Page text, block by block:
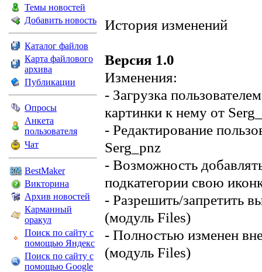
Темы новостей
Добавить новость
Каталог файлов
Карта файлового
архива
Публикации
Опросы
Анкета
пользователя
Чат
BestMaker
Викторина
Архив новостей
Карманный
оракул
Поиск по сайту с
помощью Яндекс
Поиск по сайту с
помощью Google
История изменений
Версия 1.0
Изменения:
- Загрузка
картинки к нему от
- Редактирование
Serg_pnz
- Возможность
подкатегории свою
- Разрешить/запретить
(модуль Files)
- Полностью изменен
(модуль Files)